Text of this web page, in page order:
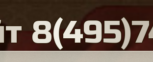
т 8(495)7